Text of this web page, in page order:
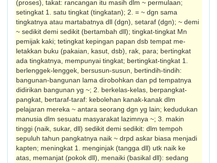
(proses), takat: rancangan itu masih dlm ~ permulaan;
setingkat 1. satu tingkat (tingkatan); 2. = ~ dgn sama
tingkatnya atau martabatnya dll (dgn), setaraf (dgn); ~ demi
~ sedikit demi sedikit (bertambah dll); tingkat-tingkat Mn
pemijak kaki; tetingkat kepingan papan dsb tempat me-
letakkan buku (pakaian, kasut, dsb), rak, para; bertingkat
ada tingkatnya, mempunyai tingkat; bertingkat-tingkat 1.
berlenggek-lenggek, bersusun-susun, bertindih-tindih:
bangunan-bangunan lama dirobohkan dan pd tempat­nya
didirikan bangunan yg ~; 2. berkelas-kelas, berpangkat-
pangkat, bertaraf-taraf: kebolehan kanak-kanak dlm
pelajaran mereka ~ antara seorang dgn yg lain; kedudukan
manusia dlm sesuatu masyarakat lazimnya ~; 3. makin
tinggi (naik, sukar, dll) sedikit demi sedikit: dlm tempoh
sepuluh tahun pangkatnya naik ~ drpd askar biasa menjadi
kapten; meningkat 1. menginjak (tangga dll) utk naik ke
atas, memanjat (pokok dll), menaiki (basikal dll): sedang